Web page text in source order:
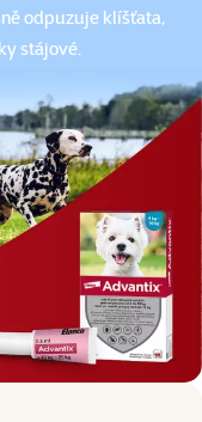
odpuzuje klíšťata,
stájové.